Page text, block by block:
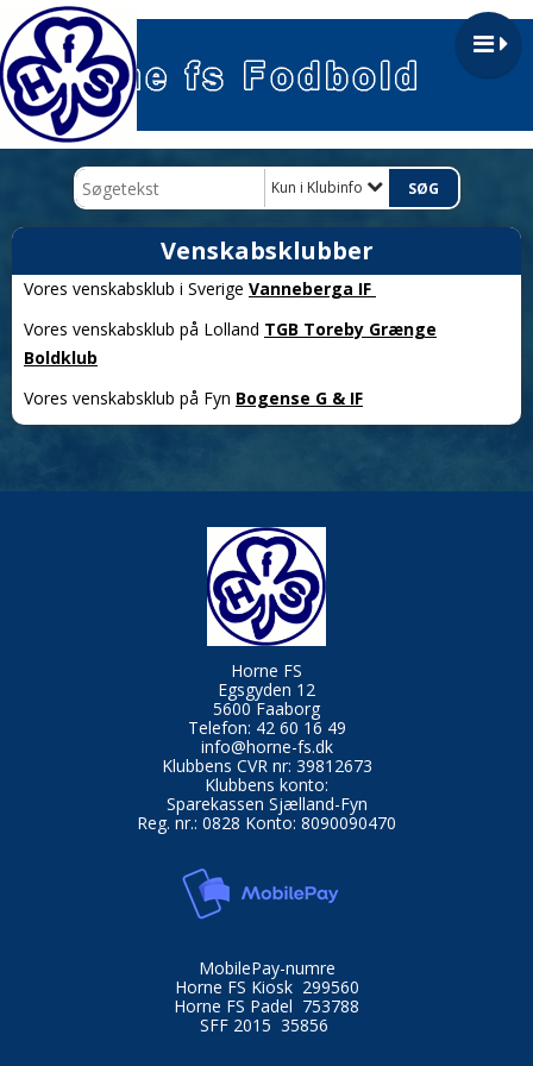
Kun i Klubinfo
Venskabsklubber
Vores venskabsklub i Sverige Vanneberga IF
Vores venskabsklub på Lolland TGB Toreby Grænge
Boldklub
Vores venskabsklub på Fyn Bogense G & IF
Horne FS
Egsgyden 12
5600 Faaborg
Telefon: 42 60 16 49
info@horne-fs.dk
Klubbens CVR nr: 39812673
Klubbens konto:
Sparekassen Sjælland-Fyn
Reg. nr.: 0828 Konto: 8090090470
MobilePay-numre
Horne FS Kiosk 299560
Horne FS Padel 753788
SFF 2015 35856